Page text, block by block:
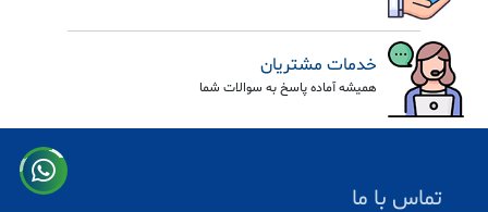
خدمات مشتریان
همیشه آماده پاسخ به سوالات شما
تماس با ما